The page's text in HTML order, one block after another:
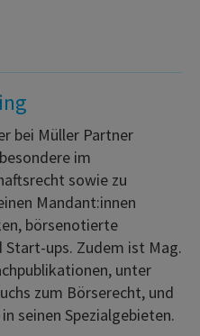
bei Müller Partner
im
sowie zu
Mandant:innen
börsenotierte
Start-ups. Zudem ist Mag.
unter
zum Börserecht, und
seinen Spezialgebieten.